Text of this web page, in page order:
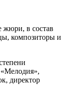
жюри, в состав
композиторы и
«Мелодия»,
директор